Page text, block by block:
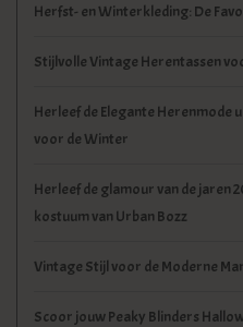
Herfst- en Winterkleding: De
Stijlvolle Vintage Herentassen
Herleef de Elegante Herenmode
voor de Winter
Herleef de glamour van de jaren
kostuum van Urban Bozz
Vintage Stijl voor de Moderne
Scoor jouw Peaky Blinders